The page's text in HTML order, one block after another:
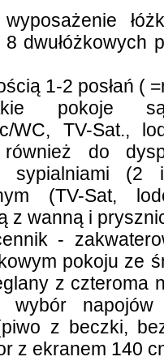
dwułóżkowych
1-2 posłań (
pokoje
WC, TV-Sat.,
do
sypialniami (2
(TV-Sat,
z wanną i
-
pokoju ze
z czteroma
wybór napojów
z beczki,
z ekranem 140